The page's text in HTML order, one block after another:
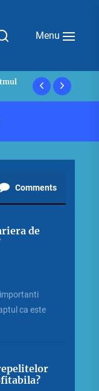
Menu
o polita de asigurare
Comments
de
ca este